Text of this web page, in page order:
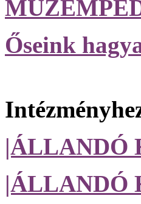
Őseink
|ÁLLANDÓ
|ÁLLANDÓ